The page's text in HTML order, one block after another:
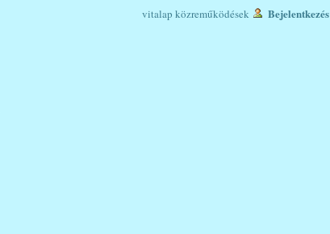
vitalap közreműködések Bejelentkezés